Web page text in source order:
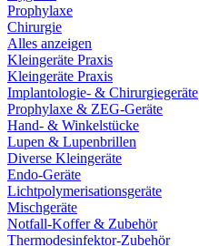
Prophylaxe
Chirurgie
Alles anzeigen
Kleingeräte Praxis
Kleingeräte Praxis
Implantologie- & Chirurgiegeräte
Prophylaxe & ZEG-Geräte
Hand- & Winkelstücke
Lupen & Lupenbrillen
Diverse Kleingeräte
Endo-Geräte
Lichtpolymerisationsgeräte
Mischgeräte
Notfall-Koffer & Zubehör
Thermodesinfektor-Zubehör